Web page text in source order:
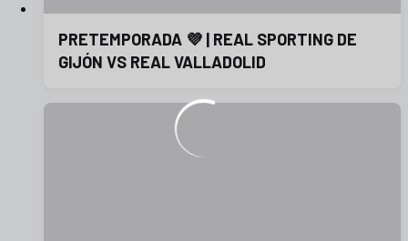
PRETEMPORADA 💜 | REAL SPORTING DE
GIJÓN VS REAL VALLADOLID